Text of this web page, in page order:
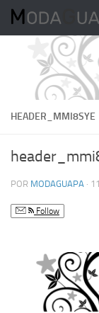
Saltar al
HEADER_MMI8SYE
POR MODAGUAPA ·
Follow